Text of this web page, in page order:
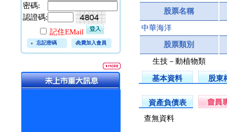
密碼:
認證碼:
記住EMail
忘記密碼 免費加入會員
股票名稱
中華海洋
股票類別
生技－動植物類
基本資料 股東
資產負債表
查無資料